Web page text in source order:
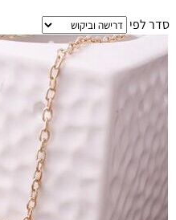
סדר לפי